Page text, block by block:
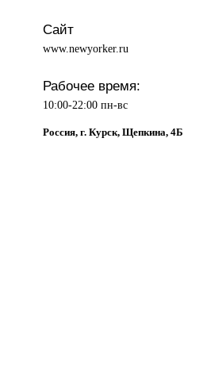
Сайт
www.newyorker.ru
Рабочее время:
10:00-22:00 пн-вс
Россия, г. Курск, Щепкина, 4Б